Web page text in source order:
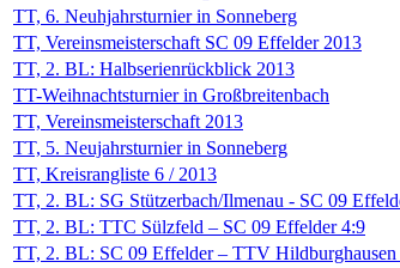
TT, 6. Neuhjahrsturnier in Sonneberg
TT, Vereinsmeisterschaft SC 09 Effelder 2013
TT, 2. BL: Halbserienrückblick 2013
TT-Weihnachtsturnier in Großbreitenbach
TT, Vereinsmeisterschaft 2013
TT, 5. Neujahrsturnier in Sonneberg
TT, Kreisrangliste 6 / 2013
TT, 2. BL: SG Stützerbach/Ilmenau - SC 09
TT, 2. BL: TTC Sülzfeld – SC 09 Effelder 4:9
TT, 2. BL: SC 09 Effelder – TTV